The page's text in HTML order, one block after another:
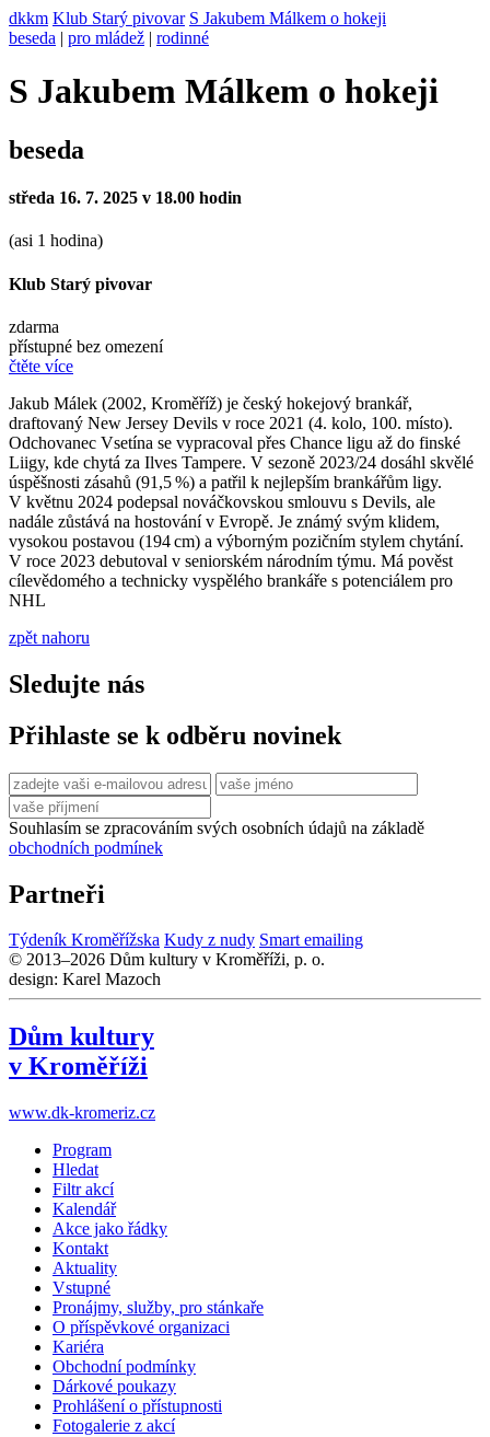
dkkm Klub Starý pivovar S Jakubem Málkem o hokeji
beseda | pro mládež | rodinné
S Jakubem Málkem o hokeji
beseda
středa 16. 7. 2025 v 18.00 hodin
(asi 1 hodina)
Klub Starý pivovar
zdarma
přístupné bez omezení
čtěte více
Jakub Málek (2002, Kroměříž) je český hokejový brankář,
draftovaný New Jersey Devils v roce 2021 (4. kolo, 100. místo).
Odchovanec Vsetína se vypracoval přes Chance ligu až do finské
Liigy, kde chytá za Ilves Tampere. V sezoně 2023/24 dosáhl skvělé
úspěšnosti zásahů (91,5 %) a patřil k nejlepším brankářům ligy.
V květnu 2024 podepsal nováčkovskou smlouvu s Devils, ale
nadále zůstává na hostování v Evropě. Je známý svým klidem,
vysokou postavou (194 cm) a výborným pozičním stylem chytání.
V roce 2023 debutoval v seniorském národním týmu. Má pověst
cílevědomého a technicky vyspělého brankáře s potenciálem pro
NHL
zpět nahoru
Sledujte nás
Přihlaste se k odběru novinek
Souhlasím se zpracováním svých osobních údajů na základě
obchodních podmínek
Partneři
Týdeník Kroměřížska Kudy z nudy Smart emailing
© 2013–2026 Dům kultury v Kroměříži, p. o.
design: Karel Mazoch
Dům kultury
v Kroměříži
www.dk-kromeriz.cz
Program
Hledat
Filtr akcí
Kalendář
Akce jako řádky
Kontakt
Aktuality
Vstupné
Pronájmy, služby, pro stánkaře
O příspěvkové organizaci
Kariéra
Obchodní podmínky
Dárkové poukazy
Prohlášení o přístupnosti
Fotogalerie z akcí